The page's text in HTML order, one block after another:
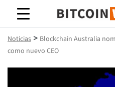
Noticias > Blockchain Australia
como nuevo CEO